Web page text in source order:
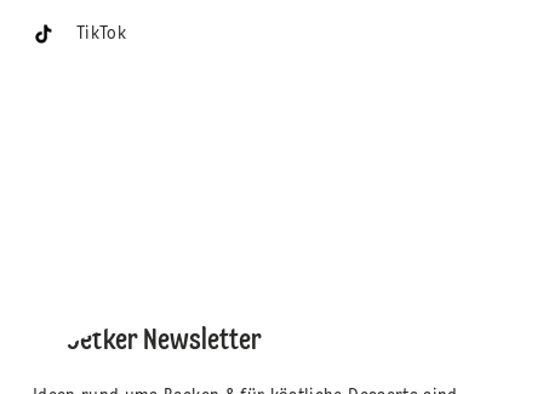
TikTok
Dr. Oetker Newsletter